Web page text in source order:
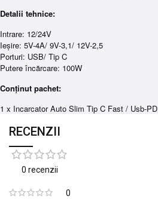
Detalii tehnice:
Intrare: 12/24V
Ieșire: 5V-4A/ 9V-3,1/ 12V-2,5
Porturi: USB/ Tip C
Putere încărcare: 100W
Conținut pachet:
1 x Incarcator Auto Slim Tip C Fast / Usb-PD
RECENZII
0 recenzii
0